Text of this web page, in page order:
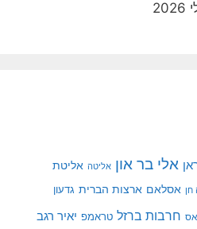
אלי בר און אליטה אליטת
חן אסלאם ארצות הברית גדעון
חרבות ברזל טראמפ יאיר רגב